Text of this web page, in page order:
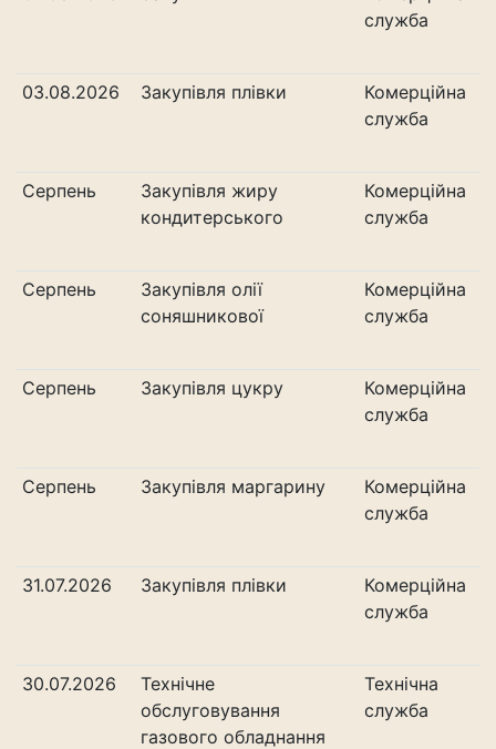
служба
03.08.2026 Закупівля плівки
Комерційна
служба
Серпень
Закупівля жиру
кондитерського
Комерційна
служба
Серпень
Закупівля олії
соняшникової
Комерційна
служба
Серпень Закупівля цукру
Комерційна
служба
Серпень Закупівля маргарину
Комерційна
служба
31.07.2026 Закупівля плівки
Комерційна
служба
30.07.2026
Технічне
обслуговування
газового обладнання
Технічна
служба